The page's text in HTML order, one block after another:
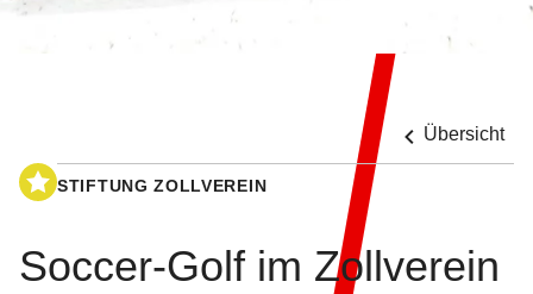
Übersicht
STIFTUNG ZOLLVEREIN
Soccer-Golf im Zollverein